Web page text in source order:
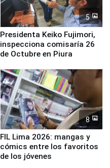
5
Presidenta Keiko Fujimori,
inspecciona comisaría 26
de Octubre en Piura
8
FIL Lima 2026: mangas y
cómics entre los favoritos
de los jóvenes